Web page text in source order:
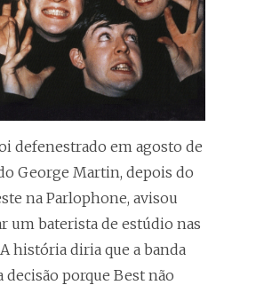
defenestrado em agosto de
George Martin, depois do
na Parlophone, avisou
um baterista de estúdio nas
história diria que a banda
decisão porque Best não